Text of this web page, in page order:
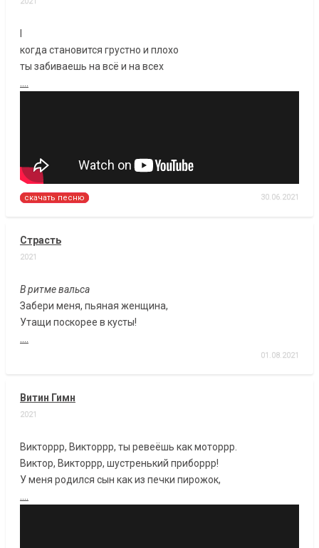
когда становится грустно и плохо
ты забиваешь на всё и на всех
скачать песню 30.06.2021
Страсть
2021
В ритме вальса
Забери меня, пьяная женщина,
Утащи поскорее в кусты!
01.08.2021
Витин Гимн
2021
Викторрр, Викторрр, ты ревеёшь как моторрр.
Виктор, Викторрр, шустренький приборрр!
У меня родился сын как из печки пирожок,